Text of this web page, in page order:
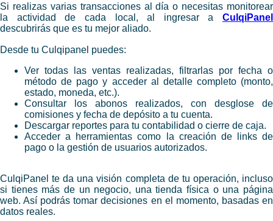
Si realizas varias transacciones al día o necesitas monitorear
la actividad de cada local, al ingresar a CulqiPanel
descubrirás que es tu mejor aliado.
Desde tu Culqipanel puedes:
Ver todas las ventas realizadas, filtrarlas por fecha o
método de pago y acceder al detalle completo (monto,
estado, moneda, etc.).
Consultar los abonos realizados, con desglose de
comisiones y fecha de depósito a tu cuenta.
Descargar reportes para tu contabilidad o cierre de caja.
Acceder a herramientas como la creación de links de
pago o la gestión de usuarios autorizados.
CulqiPanel te da una visión completa de tu operación, incluso
si tienes más de un negocio, una tienda física o una página
web. Así podrás tomar decisiones en el momento, basadas en
datos reales.